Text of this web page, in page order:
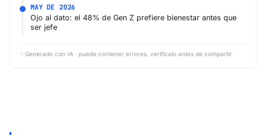
MAY DE 2026
Ojo al dato: el 48% de Gen Z prefiere bienestar antes que
ser jefe
✨ Generado con IA · puede contener errores, verifícalo antes de compartir.